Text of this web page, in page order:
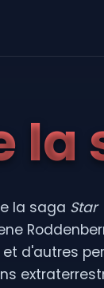
la
la saga Star
et d'autres